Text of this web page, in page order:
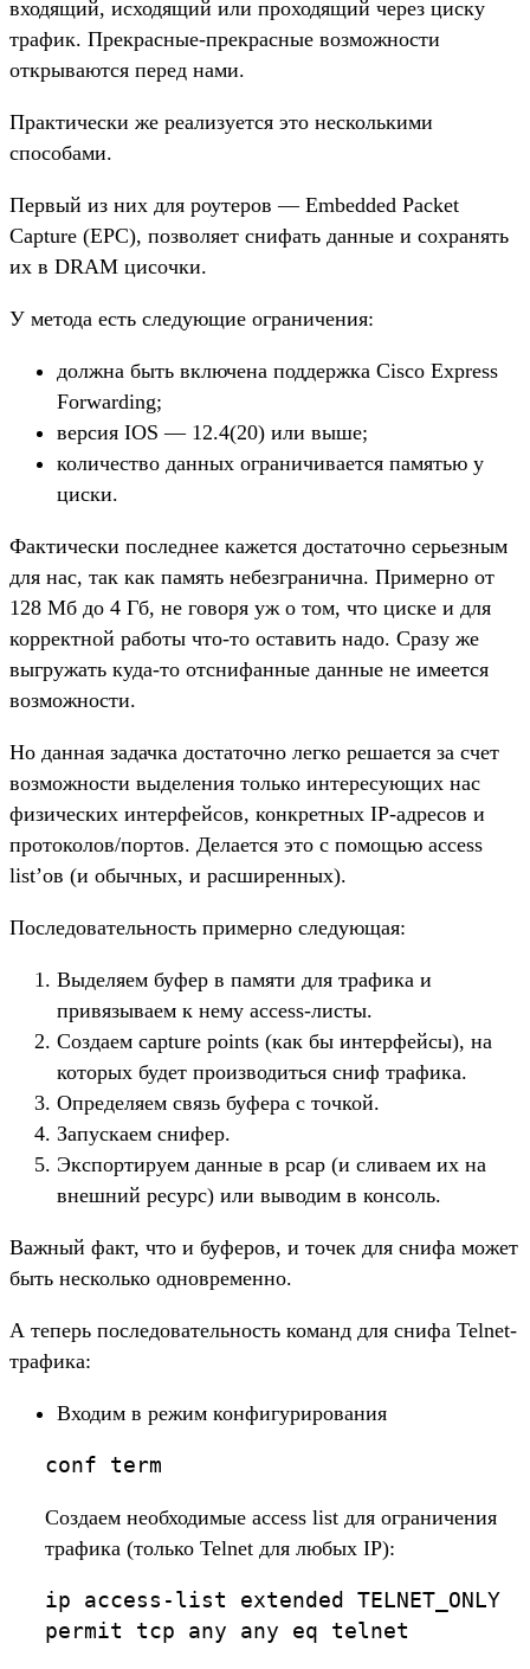
входящий, исходящий или проходящий через циску
трафик. Прекрасные-прекрасные возможности
открываются перед нами.
Практически же реализуется это несколькими
способами.
Первый из них для роутеров — Embedded Packet
Capture (EPC), позволяет снифать данные и сохранять
их в DRAM цисочки.
У метода есть следующие ограничения:
должна быть включена поддержка Cisco Express
Forwarding;
версия IOS — 12.4(20) или выше;
количество данных ограничивается памятью у
циски.
Фактически последнее кажется достаточно серьезным
для нас, так как память небезгранична. Примерно от
128 Мб до 4 Гб, не говоря уж о том, что циске и для
корректной работы что-то оставить надо. Сразу же
выгружать куда-то отснифанные данные не имеется
возможности.
Но данная задачка достаточно легко решается за счет
возможности выделения только интересующих нас
физических интерфейсов, конкретных IP-адресов и
протоколов/портов. Делается это с помощью access
list’ов (и обычных, и расширенных).
Последовательность примерно следующая:
Выделяем буфер в памяти для трафика и
привязываем к нему access-листы.
Создаем capture points (как бы интерфейсы), на
которых будет производиться сниф трафика.
Определяем связь буфера с точкой.
Запускаем снифер.
Экспортируем данные в pcap (и сливаем их на
внешний ресурс) или выводим в консоль.
Важный факт, что и буферов, и точек для снифа может
быть несколько одновременно.
А теперь последовательность команд для снифа Telnet-
трафика:
Входим в режим конфигурирования
conf term
Создаем необходимые access list для ограничения
трафика (только Telnet для любых IP):
ip access-list extended TELNET_ONLY
permit tcp any any eq telnet